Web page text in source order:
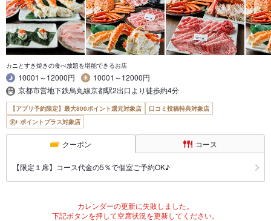
カニとすき焼きの食べ放題を堪能できるお店
10001～12000円
10001～12000円
京都市営地下鉄烏丸線京都駅2出口より徒歩約4分
【アプリ予約限定】最大800ポイント還元対象店
口コミ投稿特典対象店
ポイントプラス対象店
クーポン コース
【限定１席】コース代金の5％で個室ご予約OK♪
カレンダーの更新に失敗しました。
下記ボタンを押して空席状況を更新してください。